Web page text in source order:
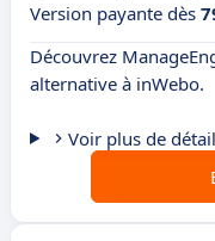
Version payante dès
Découvrez
alternative à inWebo.
Voir plus de